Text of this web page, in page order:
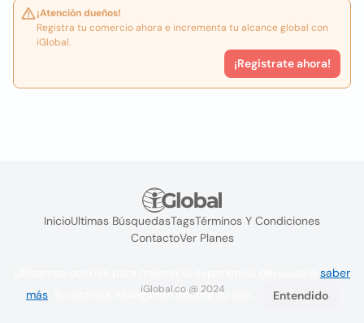
¡Atención dueños!
Registra tu comercio ahora e incrementa tu alcance global con
iGlobal.
¡Registrate ahora!
InicioUltimas BúsquedasTagsTérminos Y Condiciones
ContactoVer Planes
iGlobal.co @ 2024
saber
más . Si continúa navegando acepta su uso. Entendido